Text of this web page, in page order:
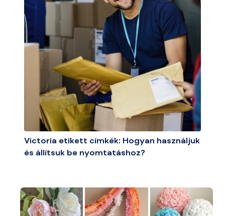
Victoria etikett címkék: Hogyan használjuk
és állítsuk be nyomtatáshoz?